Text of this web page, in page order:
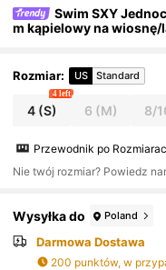
Swim SXY
m kąpielowy na
morze, opalanie, basen i
Rozmiar: US Standard
4 (S)
4 left
6 (M) 8/
Przewodnik po
Nie twój rozmiar? Powiedz
Wysyłka do Poland
Darmowa Dostawa
200 punktów, w